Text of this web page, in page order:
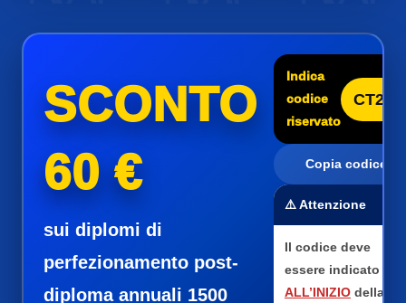
SCONTO
60 €
sui diplomi di
perfezionamento post-
diploma annuali 1500
Indica
codice
riservato
CT25
Copia codice
⚠️ Attenzione
Il codice deve
essere indicato
ALL’INIZIO della